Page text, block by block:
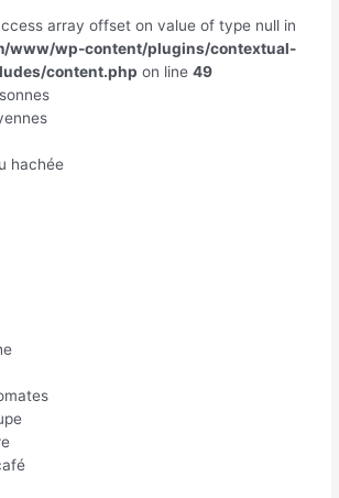
array offset on value of type null in
www/wp-content/plugins/contextual-
content.php on line49
hachée